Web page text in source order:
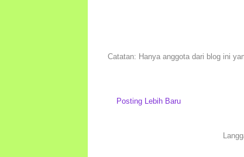
Catatan: Hanya anggota dari blog ini
Posting Lebih Baru